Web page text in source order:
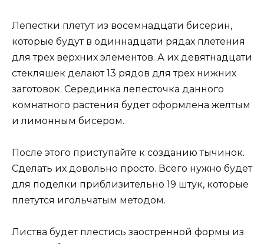
Лепестки плетут из восемнадцати бисерин,
которые будут в одиннадцати рядах плетения
для трех верхних элементов. А их девятнадцати
стекляшек делают 13 рядов для трех нижних
заготовок. Серединка лепесточка данного
комнатного растения будет оформлена желтым
и лимонным бисером.
После этого приступайте к созданию тычинок.
Сделать их довольно просто. Всего нужно будет
для поделки приблизительно 19 штук, которые
плетутся игольчатым методом.
Листва будет плестись заостренной формы из